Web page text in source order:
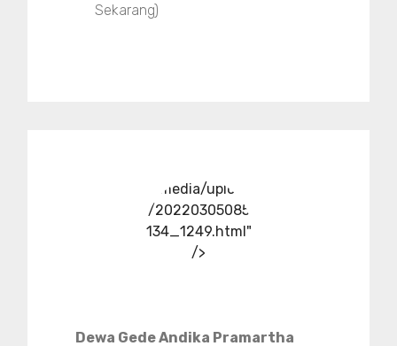
Sekarang)
../media/upload
/20220305085
134_1249.html"
/>
Dewa Gede Andika Pramartha